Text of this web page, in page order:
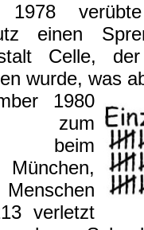
verübte
einen
Celle,
wurde, was
1980
zum
beim
verletzt